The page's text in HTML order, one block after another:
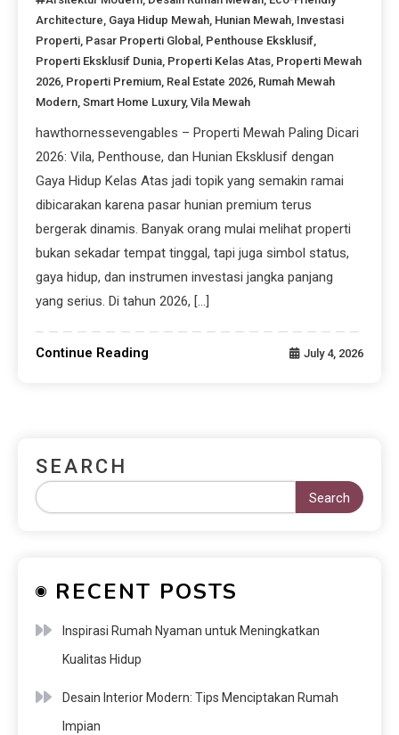
Architecture, Gaya Hidup Mewah, Hunian Mewah, Investasi
Properti, Pasar Properti Global , Penthouse Eksklusif,
Properti Eksklusif Dunia, Properti Kelas Atas, Properti Mewah
2026, Properti Premium, Real Estate 2026, Rumah Mewah
Modern,Smart Home Luxury,Vila Mewah
hawthornessevengables – Properti Mewah Paling Dicari
2026: Vila, Penthouse, dan Hunian Eksklusif dengan
Gaya Hidup Kelas Atas jadi topik yang semakin ramai
dibicarakan karena pasar hunian premium terus
bergerak dinamis. Banyak orang mulai melihat properti
bukan sekadar tempat tinggal, tapi juga simbol status,
gaya hidup, dan instrumen investasi jangka panjang
yang serius. Di tahun 2026, […]
Continue Reading July 4, 2026
SEARCH
Search
RECENT POSTS
Inspirasi Rumah Nyaman untuk Meningkatkan
Kualitas Hidup
Desain Interior Modern: Tips Menciptakan Rumah
Impian